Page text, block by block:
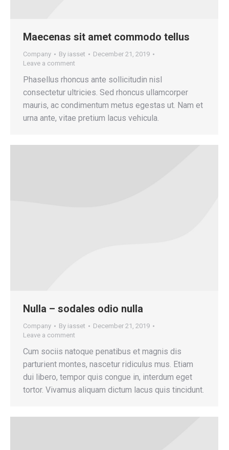
Maecenas sit amet commodo tellus
Company By iasset
December 21, 2019
Leave a comment
Phasellus rhoncus ante sollicitudin nisl
consectetur ultricies. Sed rhoncus ullamcorper
mauris, ac condimentum metus egestas ut. Nam et
urna ante, vitae pretium lacus vehicula.
Nulla – sodales odio nulla
Company By iasset
December 21, 2019
Leave a comment
Cum sociis natoque penatibus et magnis dis
parturient montes, nascetur ridiculus mus. Etiam
dui libero, tempor quis congue in, interdum eget
tortor. Vivamus aliquam dictum lacus quis tincidunt.